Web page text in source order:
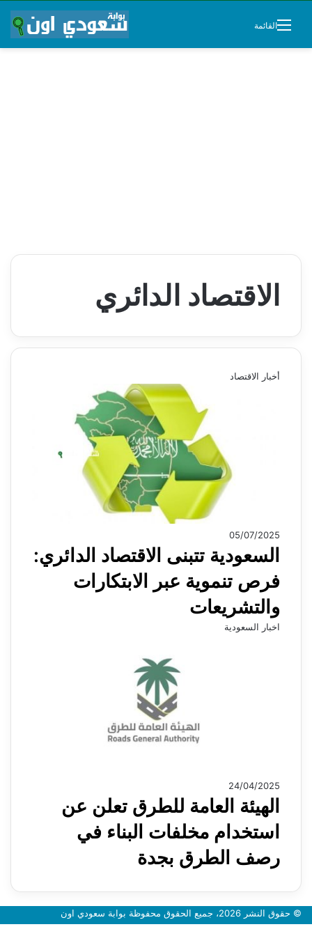
القائمة
الاقتصاد الدائري
أخبار الاقتصاد
05/07/2025
السعودية تتبنى الاقتصاد الدائري:
فرص تنموية عبر الابتكارات
والتشريعات
اخبار السعودية
24/04/2025
الهيئة العامة للطرق تعلن عن
استخدام مخلفات البناء في
رصف الطرق بجدة
© حقوق النشر 2026، جميع الحقوق محفوظة بوابة سعودي اون